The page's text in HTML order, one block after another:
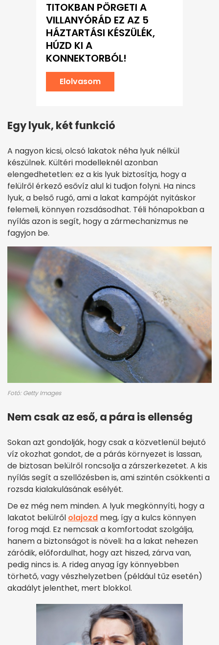
TITOKBAN PÖRGETI A
VILLANYÓRÁD EZ AZ 5
HÁZTARTÁSI KÉSZÜLÉK,
HÚZD KI A
KONNEKTORBÓL!
Elolvasom
Egy lyuk, két funkció
A nagyon kicsi, olcsó lakatok néha lyuk nélkül
készülnek. Kültéri modelleknél azonban
elengedhetetlen: ez a kis lyuk biztosítja, hogy a
felülről érkező esővíz alul ki tudjon folyni. Ha nincs
lyuk, a belső rugó, ami a lakat kampóját nyitáskor
felemeli, könnyen rozsdásodhat. Téli hónapokban a
nyílás azon is segít, hogy a zármechanizmus ne
fagyjon be.
Fotó: Getty Images
Nem csak az eső, a pára is ellenség
Sokan azt gondolják, hogy csak a közvetlenül bejutó
víz okozhat gondot, de a párás környezet is lassan,
de biztosan belülről roncsolja a zárszerkezetet. A kis
nyílás segít a szellőzésben is, ami szintén csökkenti a
rozsda kialakulásának esélyét.
De ez még nem minden. A lyuk megkönnyíti, hogy a
lakatot belülről olajozd meg, így a kulcs könnyen
forog majd. Ez nemcsak a komfortodat szolgálja,
hanem a biztonságot is növeli: ha a lakat nehezen
záródik, előfordulhat, hogy azt hiszed, zárva van,
pedig nincs is. A rideg anyag így könnyebben
törhető, vagy vészhelyzetben (például tűz esetén)
akadályt jelenthet, mert blokkol.